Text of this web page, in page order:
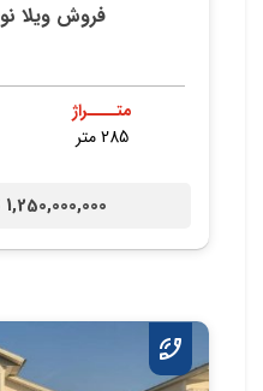
فروش ویلا
متــــراژ
285 متر
1,250,000,000 تومان /